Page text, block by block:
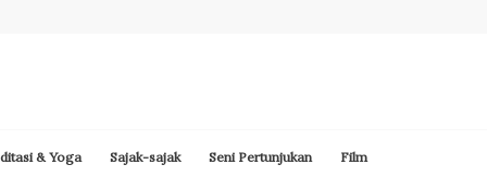
& Yoga Sajak-sajak Seni Pertunjukan Film